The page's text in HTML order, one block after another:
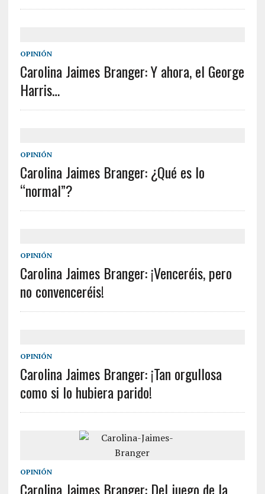
OPINIÓN
Carolina Jaimes Branger: Y ahora, el George
Harris…
OPINIÓN
Carolina Jaimes Branger: ¿Qué es lo
“normal”?
OPINIÓN
Carolina Jaimes Branger: ¡Venceréis, pero
no convenceréis!
OPINIÓN
Carolina Jaimes Branger: ¡Tan orgullosa
como si lo hubiera parido!
OPINIÓN
Carolina Jaimes Branger: Del juego de la